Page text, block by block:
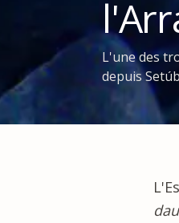
L'une des
depuis
L'